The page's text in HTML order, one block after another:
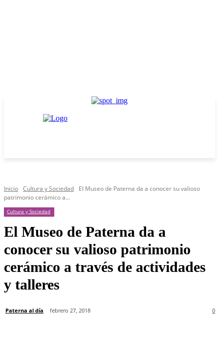
Inicio Cultura y Sociedad
El Museo de Paterna da a conocer su valioso
patrimonio cerámico a...
Cultura y Sociedad
El Museo de Paterna da a
conocer su valioso patrimonio
cerámico a través de actividades
y talleres
Paterna al día febrero 27, 2018 0